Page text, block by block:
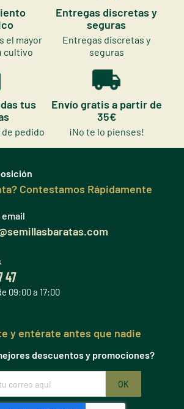
el mayor
cultivo
Entregas discretas y
seguras
Entregas discretas y
seguras
tus
de pedido
Envío gratis a partir de
35€
¡No te lo pienses!
Contestamos Rápidamente
47
09:00 a 17:00
y entérate antes que nadie
descuentos y promociones?